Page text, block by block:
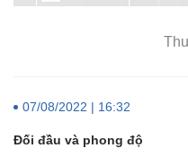
07/08/2022 | 16:32
Đối đầu và phong độ